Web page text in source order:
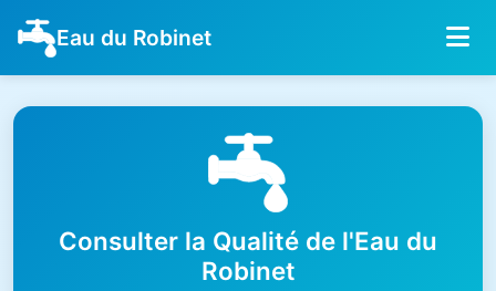
Eau du Robinet
Consulter la Qualité de l'Eau du
Robinet